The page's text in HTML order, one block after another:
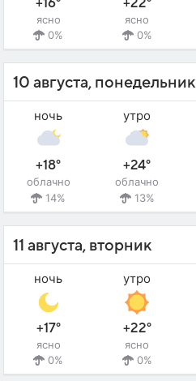
+16°
ясно
0%
+22°
ясно
0%
10 августа, понедельник
ночь
+18°
облачно
14%
утро
+24°
облачно
13%
11 августа, вторник
ночь
+17°
ясно
0%
утро
+22°
ясно
0%